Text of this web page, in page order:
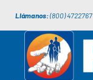
Llámanos:(800) 4722767